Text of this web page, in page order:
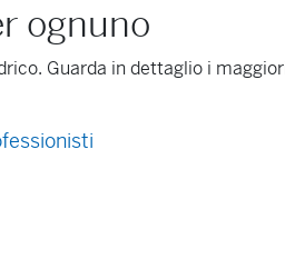
ognuno
Guarda in dettaglio i